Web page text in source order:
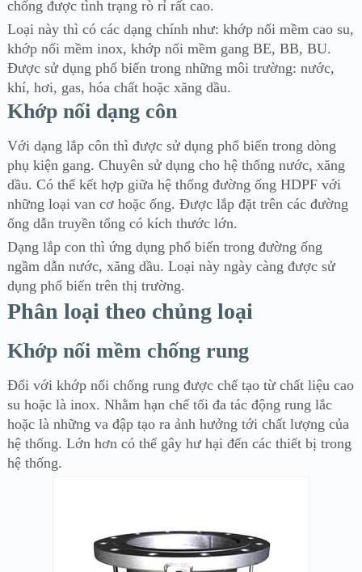
chống được tình trạng rò rỉ rất cao.
Loại này thì có các dạng chính như: khớp nối mềm cao su,
khớp nối mềm inox, khớp nối mềm gang BE, BB, BU.
Được sử dụng phổ biến trong những môi trường: nước,
khí, hơi, gas, hóa chất hoặc xăng dầu.
Khớp nối dạng côn
Với dạng lắp côn thì được sử dụng phổ biến trong dòng
phụ kiện gang. Chuyên sử dụng cho hệ thống nước, xăng
dầu. Có thể kết hợp giữa hệ thống đường ống HDPF với
những loại van cơ hoặc ống. Được lắp đặt trên các đường
ống dẫn truyền tổng có kích thước lớn.
Dạng lắp con thì ứng dụng phổ biến trong đường ống
ngầm dẫn nước, xăng dầu. Loại này ngày càng được sử
dụng phổ biến trên thị trường.
Phân loại theo chủng loại
Khớp nối mềm chống rung
Đối với khớp nối chống rung được chế tạo từ chất liệu cao
su hoặc là inox. Nhằm hạn chế tối đa tác động rung lắc
hoặc là những va đập tạo ra ảnh hưởng tới chất lượng của
hệ thống. Lớn hơn có thể gây hư hại đến các thiết bị trong
hệ thống.